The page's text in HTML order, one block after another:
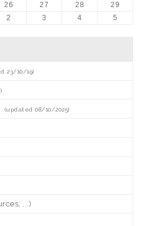
26 27 28
29
2 3 4 5
23/10/19)
(updated 08/10/2025)
...)